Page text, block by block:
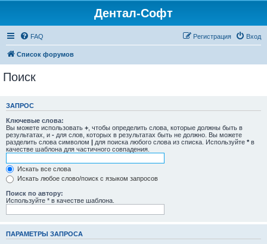
Дентал-Софт
FAQ Вход
Регистрация
Список форумов
Поиск
ЗАПРОС
Ключевые слова:
Вы можете использовать + , чтобы определить слова, которые должны быть в
результатах, и - для слов, которых в результатах быть не должно. Вы можете
разделить слова символом | для поиска любого слова из списка. Используйте * в
качестве шаблона для частичного совпадения.
Искать все слова
Искать любое слово/поиск с языком запросов
Поиск по автору:
Используйте * в качестве шаблона.
ПАРАМЕТРЫ ЗАПРОСА